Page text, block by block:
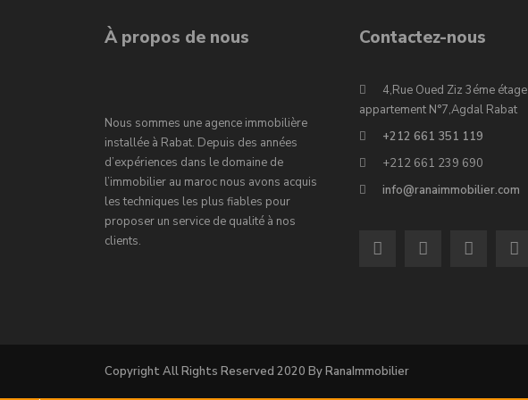
À propos de nous
Nous sommes une agence immobilière
installée à Rabat. Depuis des années
d’expériences dans le domaine de
l’immobilier au maroc nous avons acquis
les techniques les plus fiables pour
proposer un service de qualité à nos
clients.
Contactez-nous
4,Rue Oued Ziz 3éme étage
appartement N°7,Agdal Rabat
+212 661 351 119
+212 661 239 690
info@ranaimmobilier.com
Copyright All Rights Reserved 2020 By RanaImmobilier